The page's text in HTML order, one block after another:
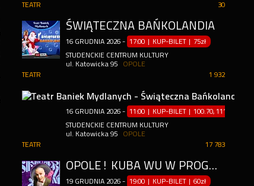
30
TEATR
ŚWIĄTECZNA BAŃKOLANDIA
16 GRUDNIA 2026 - 17:00 | KUP-BILET | 75zł
STUDENCKIE CENTRUM KULTURY
ul. Katowicka 95
OPOLE
1 932
TEATR
16 GRUDNIA 2026 - 11:00 | KUP-BILET |100.70, 111.30zł
STUDENCKIE CENTRUM KULTURY
ul. Katowicka 95
OPOLE
17 783
TEATR
OPOLE! KUBA WU W PROGRAMIE "SIKANIE I PIERDZENIE" | STAND-UP
19 GRUDNIA 2026 - 19:00 | KUP-BILET |60zł